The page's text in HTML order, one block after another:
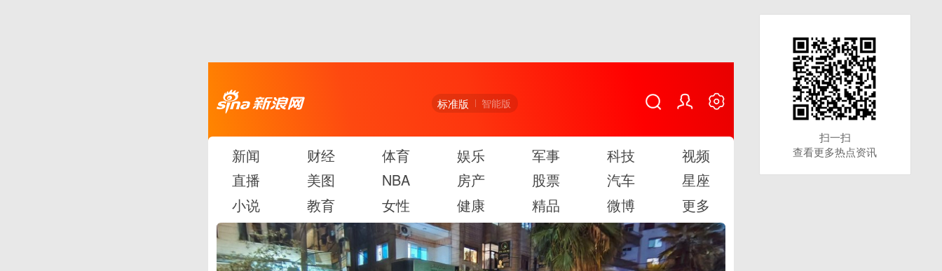
标准版 智能版
新闻 财经 体育 娱乐 军事 科技
视频
直播
美图 NBA 房产 股票 汽车
星座
小说
教育 女性 健康 精品 微博 更多
扫一扫
查看更多热点资讯
扫一扫
查看更多热点资讯